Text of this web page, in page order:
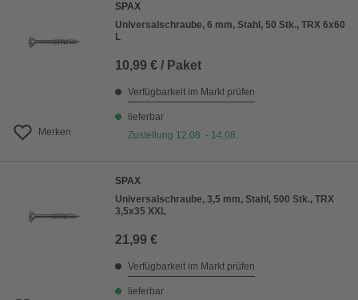
Merken
SPAX
Universalschraube, 6 mm, Stahl, 50 Stk., TRX 6x60
L
10,99 € / Paket
Verfügbarkeit im Markt prüfen
lieferbar
Zustellung 12.08. - 14.08.
SPAX
Universalschraube, 3,5 mm, Stahl, 500 Stk., TRX
3,5x35 XXL
21,99 €
Verfügbarkeit im Markt prüfen
lieferbar